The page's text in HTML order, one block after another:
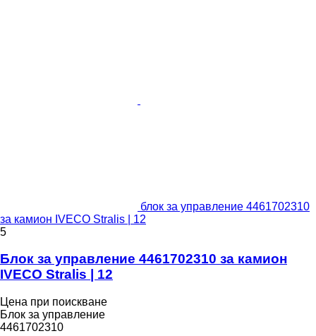
блок за управление 4461702310
за камион IVECO Stralis | 12
5
Блок за управление 4461702310 за камион
IVECO Stralis | 12
Цена при поискване
Блок за управление
4461702310